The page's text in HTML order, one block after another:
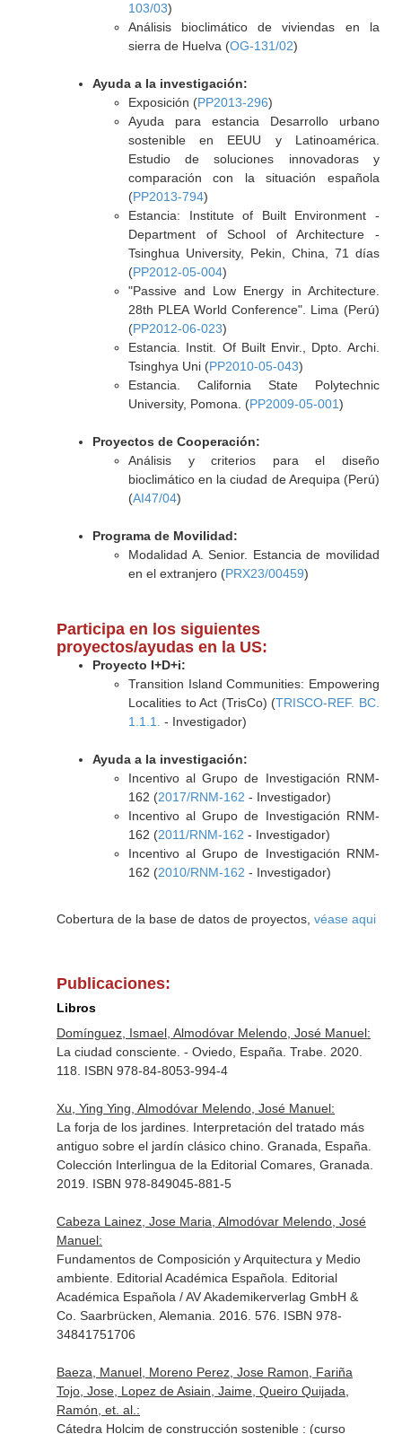
103/03)
Análisis bioclimático de viviendas en la
sierra de Huelva (OG-131/02)
Ayuda a la investigación:
Exposición (PP2013-296)
Ayuda para estancia Desarrollo urbano
sostenible en EEUU y Latinoamérica.
Estudio de soluciones innovadoras y
comparación con la situación española
(PP2013-794)
Estancia: Institute of Built Environment -
Department of School of Architecture -
Tsinghua University, Pekin, China, 71 días
(PP2012-05-004)
"Passive and Low Energy in Architecture.
28th PLEA World Conference". Lima (Perú)
(PP2012-06-023)
Estancia. Instit. Of Built Envir., Dpto. Archi.
Tsinghya Uni (PP2010-05-043)
Estancia. California State Polytechnic
University, Pomona. (PP2009-05-001)
Proyectos de Cooperación:
Análisis y criterios para el diseño
bioclimático en la ciudad de Arequipa (Perú)
(AI47/04)
Programa de Movilidad:
Modalidad A. Senior. Estancia de movilidad
en el extranjero (PRX23/00459)
Participa en los siguientes
proyectos/ayudas en la US:
Proyecto I+D+i:
Transition Island Communities: Empowering
Localities to Act (TrisCo) (TRISCO-REF. BC.
1.1.1.
- Investigador)
Ayuda a la investigación:
Incentivo al Grupo de Investigación RNM-
162 (2017/RNM-162 - Investigador)
Incentivo al Grupo de Investigación RNM-
162 (2011/RNM-162 - Investigador)
Incentivo al Grupo de Investigación RNM-
162 (2010/RNM-162 - Investigador)
Cobertura de la base de datos de proyectos, véase aqui
Publicaciones:
Libros
Domínguez, Ismael, Almodóvar Melendo, José Manuel:
La ciudad consciente. - Oviedo, España. Trabe. 2020.
118. ISBN 978-84-8053-994-4
Xu, Ying Ying, Almodóvar Melendo, José Manuel:
La forja de los jardines. Interpretación del tratado más
antiguo sobre el jardín clásico chino. Granada, España.
Colección Interlingua de la Editorial Comares, Granada.
2019. ISBN 978-849045-881-5
Cabeza Lainez, Jose Maria, Almodóvar Melendo, José
Manuel:
Fundamentos de Composición y Arquitectura y Medio
ambiente. Editorial Académica Española. Editorial
Académica Española / AV Akademikerverlag GmbH &
Co. Saarbrücken, Alemania. 2016. 576. ISBN 978-
34841751706
Baeza, Manuel, Moreno Perez, Jose Ramon, Fariña
Tojo, Jose, Lopez de Asiain, Jaime, Queiro Quijada,
Ramón, et. al.:
Cátedra Holcim de construcción sostenible : (curso